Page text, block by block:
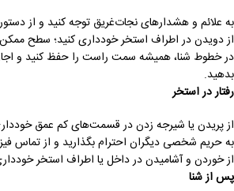
به علائم و هشدارهای نجات‌غریق توجه کنید و از
از دویدن در اطراف استخر خودداری کنید؛ سطح
در خطوط شنا، همیشه سمت راست را حفظ کنید و
بدهید.
رفتار در استخر
از پریدن یا شیرجه زدن در قسمت‌های کم عمق
به حریم شخصی دیگران احترام بگذارید و از تماس
از خوردن و آشامیدن در داخل یا اطراف استخر
پس از شنا